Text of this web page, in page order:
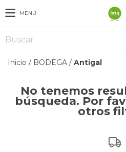
MENÚ
Inicio / BODEGA / Antigal
No tenemos
búsqueda. Por
otros